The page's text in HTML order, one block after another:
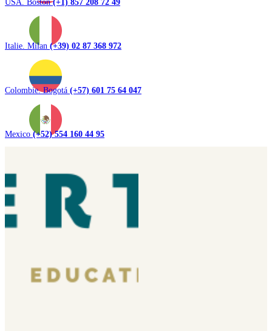
Italie. Milan (+39) 02 87 368 972
Colombie. Bogotá (+57) 601 75 64 047
Mexico (+52) 554 160 44 95